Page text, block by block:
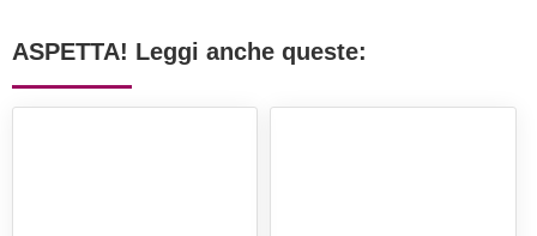
ASPETTA! Leggi anche queste: